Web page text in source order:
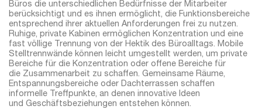
Büros die unterschiedlichen Bedürfnisse der Mitarbeiter
berücksichtigt und es ihnen ermöglicht, die Funktionsbereiche
entsprechend ihrer aktuellen Anforderungen frei zu nutzen.
Ruhige, private Kabinen ermöglichen Konzentration und eine
fast völlige Trennung von der Hektik des Büroalltags. Mobile
Stelltrennwände können leicht umgestellt werden, um private
Bereiche für die Konzentration oder offene Bereiche für
die Zusammenarbeit zu schaffen. Gemeinsame Räume,
Entspannungsbereiche oder Dachterrassen schaffen
informelle Treffpunkte, an denen innovative Ideen
und Geschäftsbeziehungen entstehen können.